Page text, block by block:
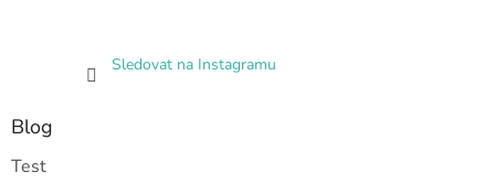
Sledovat na Instagramu
Blog
Test